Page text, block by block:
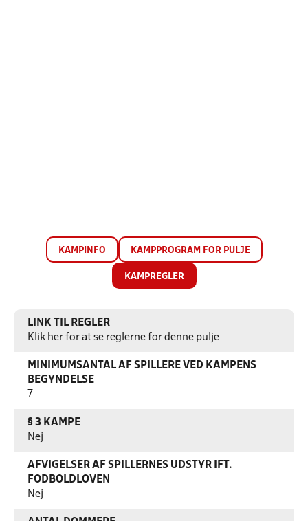
KAMPINFO KAMPPROGRAM FOR PULJE
KAMPREGLER
LINK TIL REGLER
Klik her for at se reglerne for denne pulje
MINIMUMSANTAL AF SPILLERE VED KAMPENS
BEGYNDELSE
7
§ 3 KAMPE
Nej
AFVIGELSER AF SPILLERNES UDSTYR IFT.
FODBOLDLOVEN
Nej